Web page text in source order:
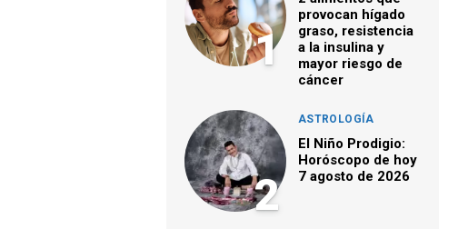
1
provocan hígado
graso, resistencia
a la insulina y
mayor riesgo de
cáncer
2
ASTROLOGÍA
El Niño Prodigio:
Horóscopo de hoy
7 agosto de 2026